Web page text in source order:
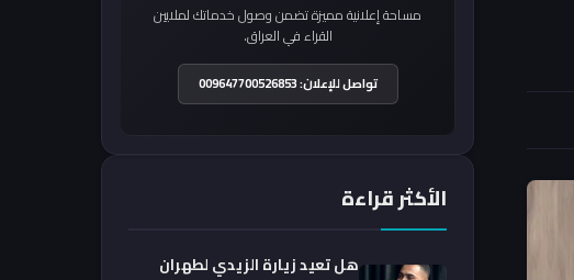
مساحة إعلانية مميزة تضمن وصول خدماتك لملايين
القراء في العراق.
تواصل للإعلان: 009647700526853
الأكثر قراءة
هل تعيد زيارة الزيدي لطهران